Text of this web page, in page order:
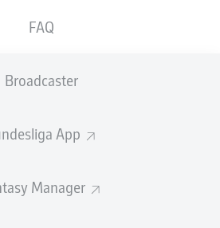
FAQ
Broadcaster
App
Manager
früh. Damit beendet der
Schwarz-Rot-Gold hält, wird
Die DFB-Elf gab eine 1:0-
aus der Hand und